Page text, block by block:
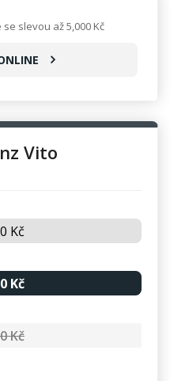
Vito
Kč
Kč
Kč
slevou až 5,000 Kč